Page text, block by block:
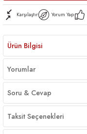
Karşılaştır Yorum Yap
Ürün Bilgisi
Yorumlar
Soru & Cevap
Taksit Seçenekleri